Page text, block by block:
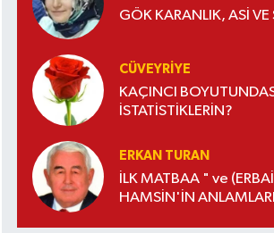
GÖK KARANLIK, ASİ VE
CÜVEYRIYE
KAÇINCI BOYUTUNDASIN
İSTATİSTİKLERİN?
ERKAN TURAN
İLK MATBAA " ve
HAMSİN'İN